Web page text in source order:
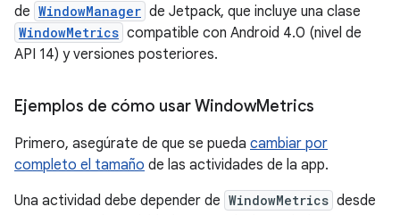
de WindowManager de Jetpack, que incluye una clase
WindowMetrics compatible con Android 4.0 (nivel de
API 14) y versiones posteriores.
Ejemplos de cómo usar WindowMetrics
Primero, asegúrate de que se pueda cambiar por
completo el tamaño de las actividades de la app.
Una actividad debe depender de WindowMetrics desde